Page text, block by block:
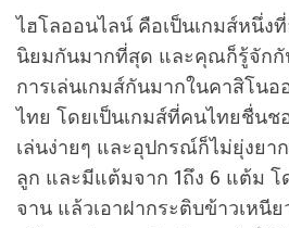
ไฮโลออนไลน์ คือเป็นเกมส์หนึ่ง
นิยมกันมากที่สุด และคุณก็รู้จัก
การเล่นเกมส์กันมากในคาสิโน
ไทย โดยเป็นเกมส์ที่คนไทยชื่น
เล่นง่ายๆ และอุปกรณ์ก็ไม่ยุ่งยา
ลูก และมีแต้มจาก 1ถึง 6 แต้ม โ
จาน แล้วเอาฝากระติบข้าวเหนี